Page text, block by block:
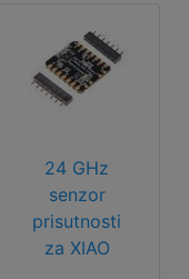
debug).
Dimenzije
pločice:
58x42.5 mm.
24 GHz
senzor
prisutnosti
za XIAO